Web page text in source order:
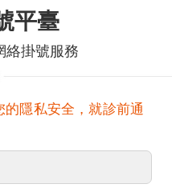
平臺
絡掛號服務
隱私安全，就診前通